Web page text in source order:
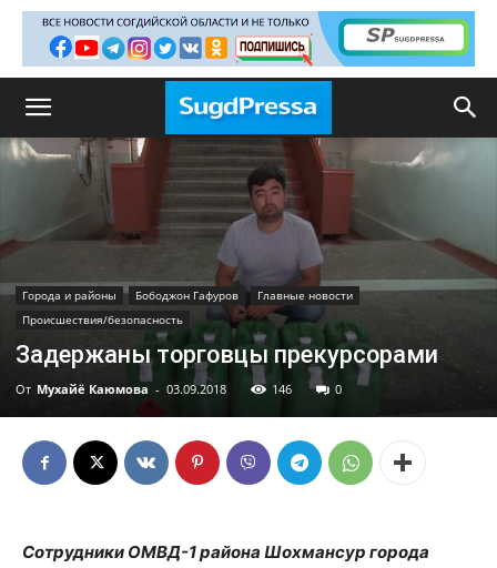
Города и районы Бободжон Гафуров
Главные новости
Происшествия/безопасность
Задержаны торговцы прекурсорами
От Мухайё Каюмова - 03.09.2018 146 0
Сотрудники ОМВД-1 района Шохмансур города